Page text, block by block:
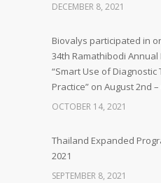
DECEMBER 8, 2021
Biovalys participated in
34th Ramathibodi
“Smart Use of Diagnostic
Practice” on August 2nd –
OCTOBER 14, 2021
Thailand Expanded
2021
SEPTEMBER 8, 2021